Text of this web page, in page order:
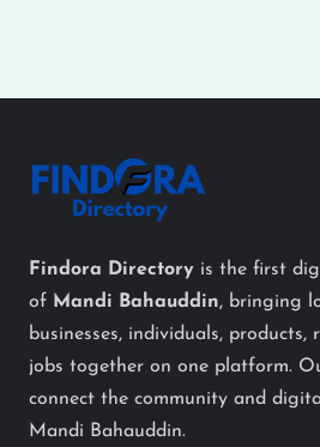
Findora Directory is the first
of Mandi Bahauddin, bringing
businesses, individuals, products,
jobs together on one platform.
connect the community and
Mandi Bahauddin.